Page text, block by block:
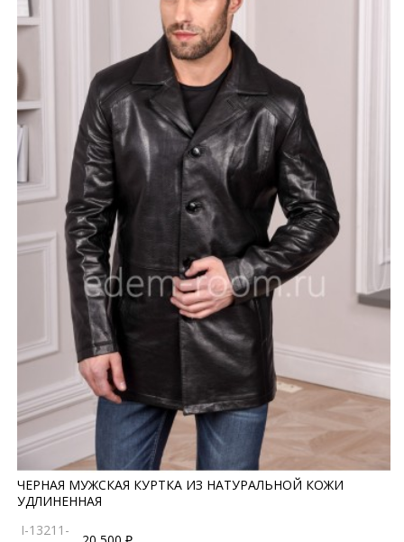
ЧЕРНАЯ МУЖСКАЯ КУРТКА ИЗ НАТУРАЛЬНОЙ КОЖИ
УДЛИНЕННАЯ
I-13211-